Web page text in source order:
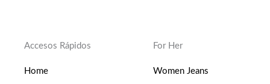
Accesos Rápidos
Home
For Her
Women Jeans